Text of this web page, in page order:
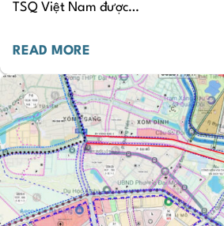
TSQ Việt Nam được…
READ MORE